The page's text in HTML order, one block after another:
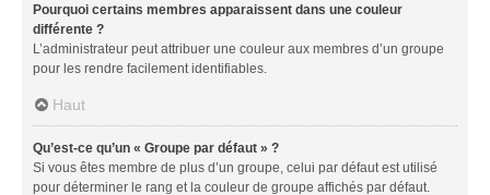
Pourquoi certains membres apparaissent dans une couleur
différente ?
L’administrateur peut attribuer une couleur aux membres d’un groupe
pour les rendre facilement identifiables.
Haut
Qu’est-ce qu’un « Groupe par défaut » ?
Si vous êtes membre de plus d’un groupe, celui par défaut est utilisé
pour déterminer le rang et la couleur de groupe affichés par défaut.